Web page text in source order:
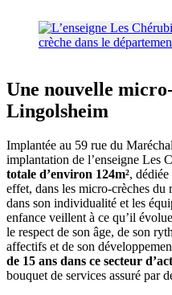
Une nouvelle
Lingolsheim
Implantée au 59 rue du
implantation de l’enseigne Les
totale d’environ 124m², dédiée
effet, dans les micro-crèches du
dans son individualité et les
enfance veillent à ce qu’il
le respect de son âge, de son
affectifs et de son
de 15 ans dans ce secteur
bouquet de services assuré par